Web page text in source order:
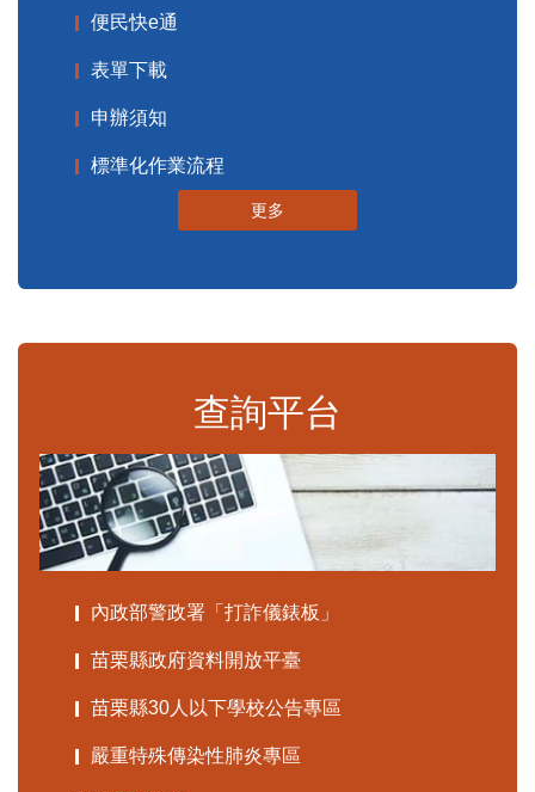
便民快e通
表單下載
申辦須知
標準化作業流程
更多
查詢平台
內政部警政署「打詐儀錶板」
苗栗縣政府資料開放平臺
苗栗縣30人以下學校公告專區
嚴重特殊傳染性肺炎專區